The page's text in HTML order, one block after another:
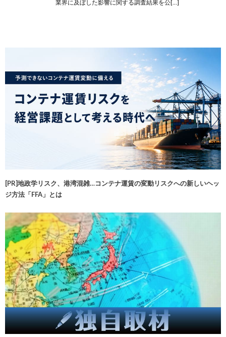
業界に及ぼした影響に関する調査結果を公[…]
[PR]地政学リスク、港湾混雑…コンテナ運賃の変動リスクへの新しいヘッ
ジ方法「FFA」とは